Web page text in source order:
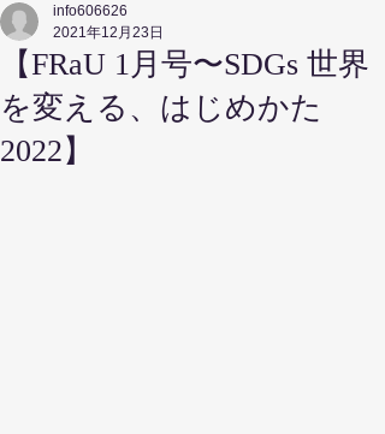
【FRaU 1月号〜SDGs 世界
を変える、はじめかた
2022】
info606626
2021年12月23日